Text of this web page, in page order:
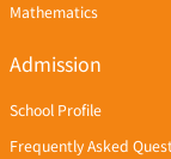
Mathematics
Admission
School Profile
Frequently Asked